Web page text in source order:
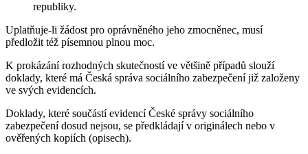
republiky.
Uplatňuje-li žádost pro oprávněného jeho zmocněnec, musí
předložit též písemnou plnou moc.
K prokázání rozhodných skutečností ve většině případů slouží
doklady, které má Česká správa sociálního zabezpečení již založeny
ve svých evidencích.
Doklady, které součástí evidencí České správy sociálního
zabezpečení dosud nejsou, se předkládají v originálech nebo v
ověřených kopiích (opisech).